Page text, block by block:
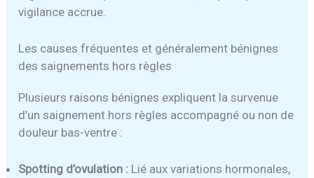
vigilance accrue.
Les causes fréquentes et généralement bénignes
des saignements hors règles
Plusieurs raisons bénignes expliquent la survenue
d’un saignement hors règles accompagné ou non de
douleur bas-ventre :
Spotting d’ovulation : Lié aux variations hormonales,